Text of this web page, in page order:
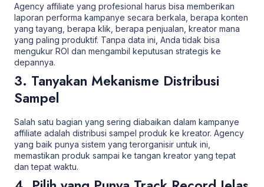
Agency affiliate yang profesional harus bisa memberikan
laporan performa kampanye secara berkala, berapa konten
yang tayang, berapa klik, berapa penjualan, kreator mana
yang paling produktif. Tanpa data ini, Anda tidak bisa
mengukur ROI dan mengambil keputusan strategis ke
depannya.
3. Tanyakan Mekanisme Distribusi
Sampel
Salah satu bagian yang sering diabaikan dalam kampanye
affiliate adalah distribusi sampel produk ke kreator. Agency
yang baik punya sistem yang terorganisir untuk ini,
memastikan produk sampai ke tangan kreator yang tepat
dan tepat waktu.